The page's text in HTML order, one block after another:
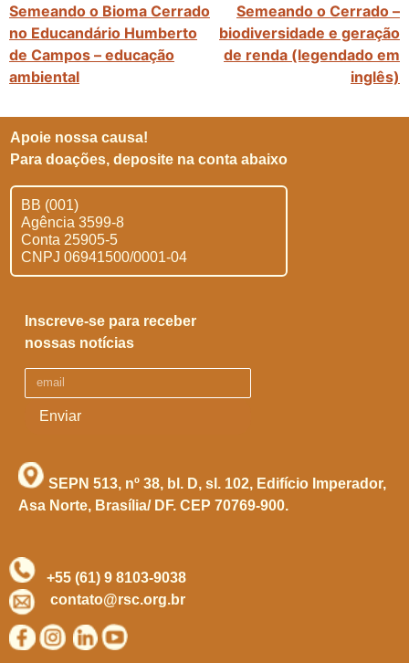
Semeando o Bioma Cerrado
no Educandário Humberto
de Campos – educação
ambiental
Semeando o Cerrado –
biodiversidade e geração
de renda (legendado em
inglês)
Apoie nossa causa!
Para doações, deposite na conta abaixo
BB (001)
Agência 3599-8
Conta 25905-5
CNPJ 06941500/0001-04
Enviar
Inscreve-se para receber
nossas notícias
SEPN 513, nº 38, bl. D, sl. 102, Edifício Imperador,
Asa Norte, Brasília/ DF. CEP 70769-900.
+55 (61) 9 8103-9038
contato@rsc.org.br